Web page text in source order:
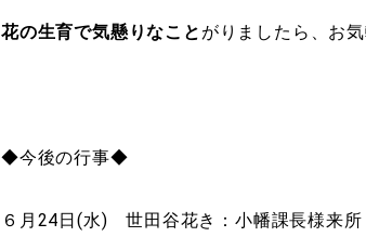
花の生育で気懸りなこと がりましたら、お
◆今後の行事◆
６月24日(水) 世田谷花き：小幡課長様来所